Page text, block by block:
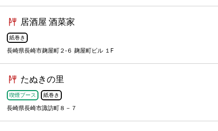
居酒屋 酒菜家
紙巻き
長崎県長崎市麹屋町２-６ 麹屋町ビル １F
たぬきの里
喫煙ブース 紙巻き
長崎県長崎市諏訪町８－７